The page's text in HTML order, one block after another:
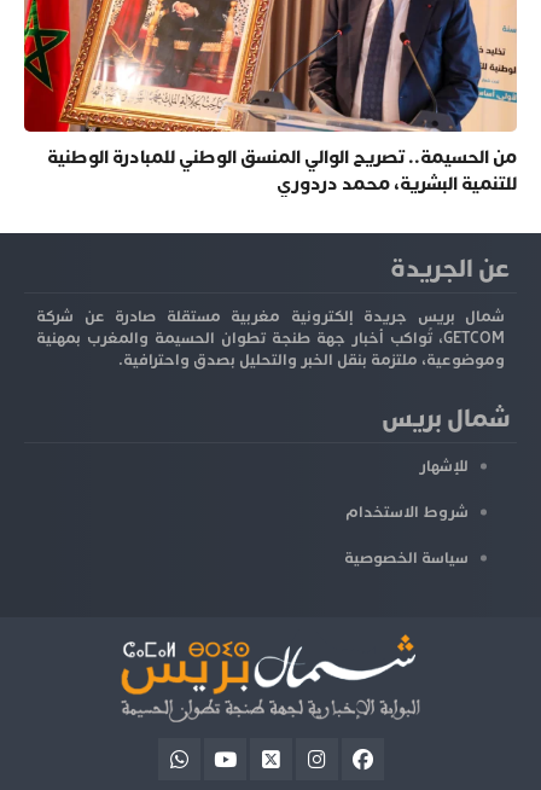
من الحسيمة.. تصريح الوالي المنسق الوطني للمبادرة الوطنية
للتنمية البشرية، محمد دردوري
عن الجريدة
شمال بريس جريدة إلكترونية مغربية مستقلة صادرة عن شركة
GETCOM، تُواكب أخبار جهة طنجة تطوان الحسيمة والمغرب بمهنية
وموضوعية، ملتزمة بنقل الخبر والتحليل بصدق واحترافية.
شمال بريس
للإشهار
شروط الاستخدام
سياسة الخصوصية